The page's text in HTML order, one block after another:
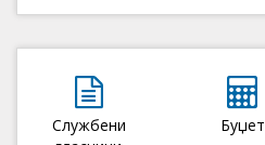
Службени
Буџет